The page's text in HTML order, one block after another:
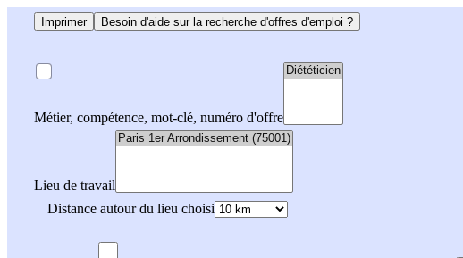
Imprimer Besoin d'aide sur la recherche d'offres d'emploi ?
Métier, compétence, mot-clé, numéro d'offre
Lieu de travail
Distance autour du lieu choisi